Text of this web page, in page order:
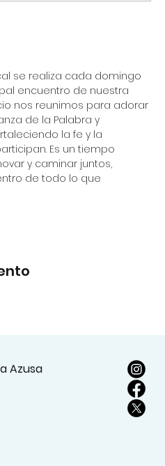
se realiza cada domingo
encuentro de nuestra
nos reunimos para adorar
de la Palabra y
la fe y la
Es un tiempo
y caminar juntos,
de todo lo que
Azusa